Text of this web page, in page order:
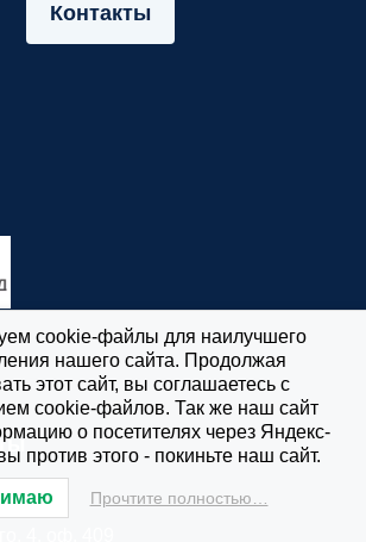
Контакты
cookie-файлы для наилучшего
нашего сайта. Продолжая
этот сайт, вы соглашаетесь с
cookie-файлов. Так же наш сайт
о посетителях через Яндекс-
против этого - покиньте наш сайт.
Прочтите полностью…